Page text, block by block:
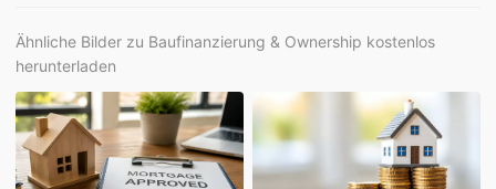
Ähnliche Bilder zu Baufinanzierung & Ownership kostenlos
herunterladen